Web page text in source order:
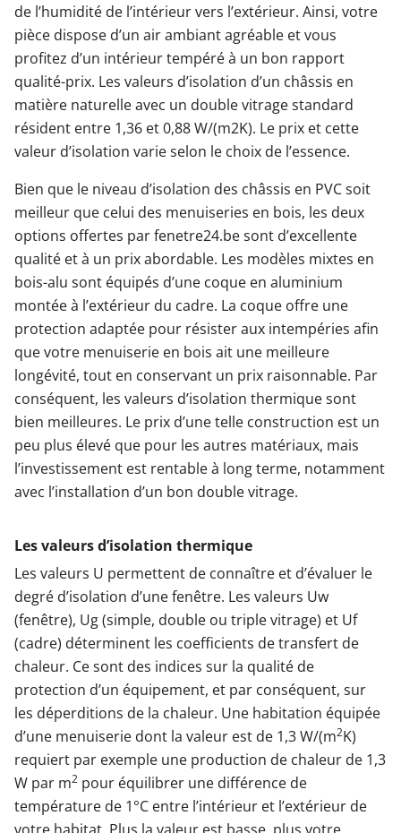
de l’humidité de l’intérieur vers l’extérieur. Ainsi, votre
pièce dispose d’un air ambiant agréable et vous
profitez d’un intérieur tempéré à un bon rapport
qualité-prix. Les valeurs d’isolation d’un châssis en
matière naturelle avec un double vitrage standard
résident entre 1,36 et 0,88 W/(m2K). Le prix et cette
valeur d’isolation varie selon le choix de l’essence.
Bien que le niveau d’isolation des châssis en PVC soit
meilleur que celui des menuiseries en bois, les deux
options offertes par fenetre24.be sont d’excellente
qualité et à un prix abordable. Les modèles mixtes en
bois-alu sont équipés d’une coque en aluminium
montée à l’extérieur du cadre. La coque offre une
protection adaptée pour résister aux intempéries afin
que votre menuiserie en bois ait une meilleure
longévité, tout en conservant un prix raisonnable. Par
conséquent, les valeurs d’isolation thermique sont
bien meilleures. Le prix d’une telle construction est un
peu plus élevé que pour les autres matériaux, mais
l’investissement est rentable à long terme, notamment
avec l’installation d’un bon double vitrage.
Les valeurs d’isolation thermique
Les valeurs U permettent de connaître et d’évaluer le
degré d’isolation d’une fenêtre. Les valeurs Uw
(fenêtre), Ug (simple, double ou triple vitrage) et Uf
(cadre) déterminent les coefficients de transfert de
chaleur. Ce sont des indices sur la qualité de
protection d’un équipement, et par conséquent, sur
les déperditions de la chaleur. Une habitation équipée
d’une menuiserie dont la valeur est de 1,3 W/(m2K)
requiert par exemple une production de chaleur de 1,3
W par m2 pour équilibrer une différence de
température de 1°C entre l’intérieur et l’extérieur de